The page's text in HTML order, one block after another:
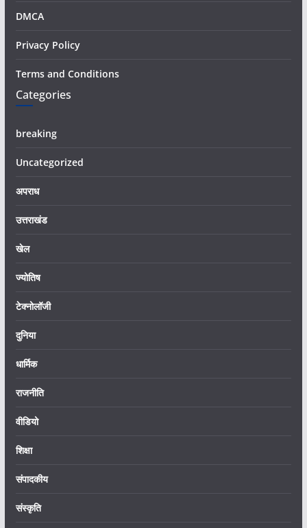
DMCA
Privacy Policy
Terms and Conditions
Categories
breaking
Uncategorized
अपराध
उत्तराखंड
खेल
ज्योतिष
टेक्नोलॉजी
दुनिया
धार्मिक
राजनीति
वीडियो
शिक्षा
संपादकीय
संस्कृति